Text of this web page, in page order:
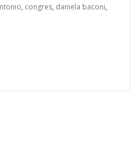
, congres, daniela baconi,